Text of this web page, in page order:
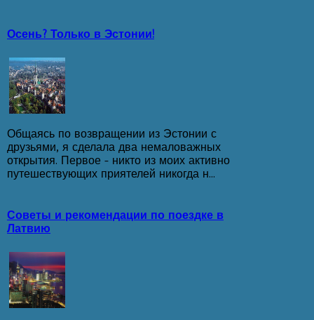
Осень? Только в Эстонии!
Общаясь по возвращении из Эстонии с
друзьями, я сделала два немаловажных
открытия. Первое - никто из моих активно
путешествующих приятелей никогда н...
Советы и рекомендации по поездке в
Латвию